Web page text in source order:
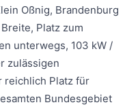
Oßnig, Brandenburg
Platz zum
unterwegs, 103 kW /
zulässigen
reichlich Platz für
Bundesgebiet